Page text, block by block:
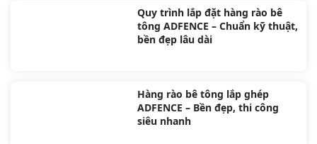
Quy trình lắp đặt hàng rào bê
tông ADFENCE – Chuẩn kỹ thuật,
bền đẹp lâu dài
Hàng rào bê tông lắp ghép
ADFENCE – Bền đẹp, thi công
siêu nhanh